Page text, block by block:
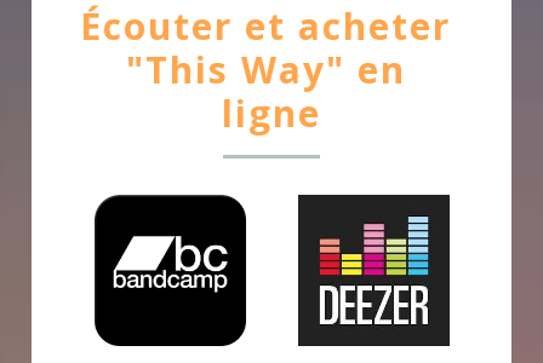
Écouter et acheter
"This Way" en
ligne